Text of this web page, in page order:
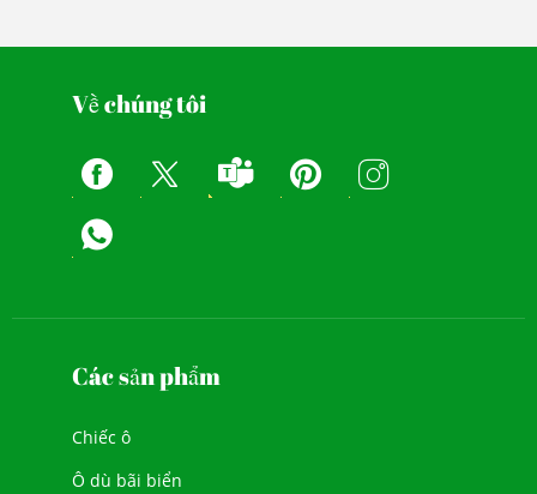
Về chúng tôi
Các sản phẩm
Chiếc ô
Ô dù bãi biển